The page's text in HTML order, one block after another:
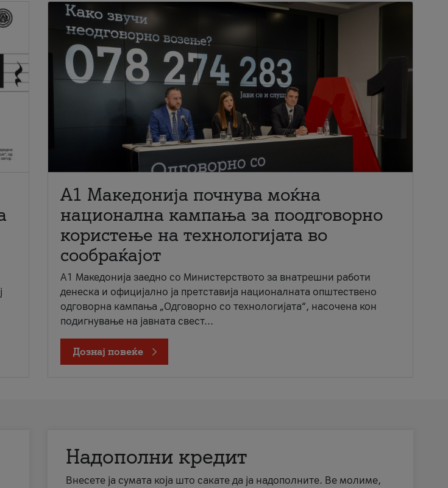
A1 Македонија почнува моќна
национална кампања за поодговорно
користење на технологијата во
сообраќајот
A1 Македонија заедно со Министерството за внатрешни работи
денеска и официјално ја претставија националната општествено
одговорна кампања „Одговорно со технологијата“, насочена кон
подигнување на јавната свест...
Дознај повеќе
Надополни кредит
Внесете ја сумата која што сакате да ја надополните. Ве молиме,